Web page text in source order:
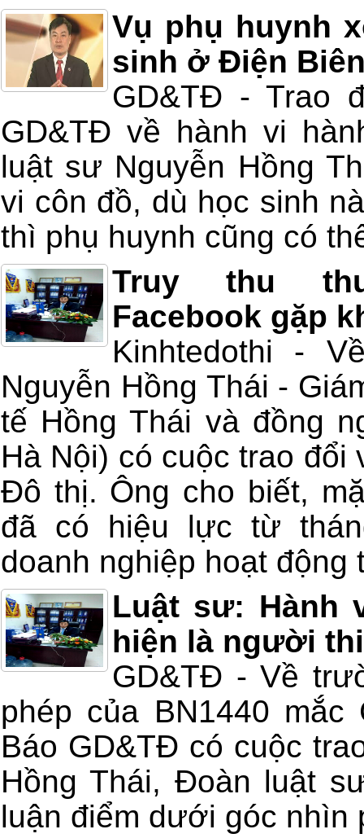
Vụ phụ huynh
sinh ở Điện
GD&TĐ - Trao
GD&TĐ về hành vi
luật sư Nguyễn Hồng
vi côn đồ, dù học sinh
thì phụ huynh cũng có
Truy thu
Facebook gặp
Kinhtedothi -
Nguyễn Hồng Thái -
tế Hồng Thái và đồng
Hà Nội) có cuộc trao
Đô thị. Ông cho biết,
đã có hiệu lực từ
doanh nghiệp hoạt động
Luật sư: Hành
hiện là người
GD&TĐ - Về
phép của BN1440 mắc
Báo GD&TĐ có cuộc
Hồng Thái, Đoàn luật
luận điểm dưới góc nhìn